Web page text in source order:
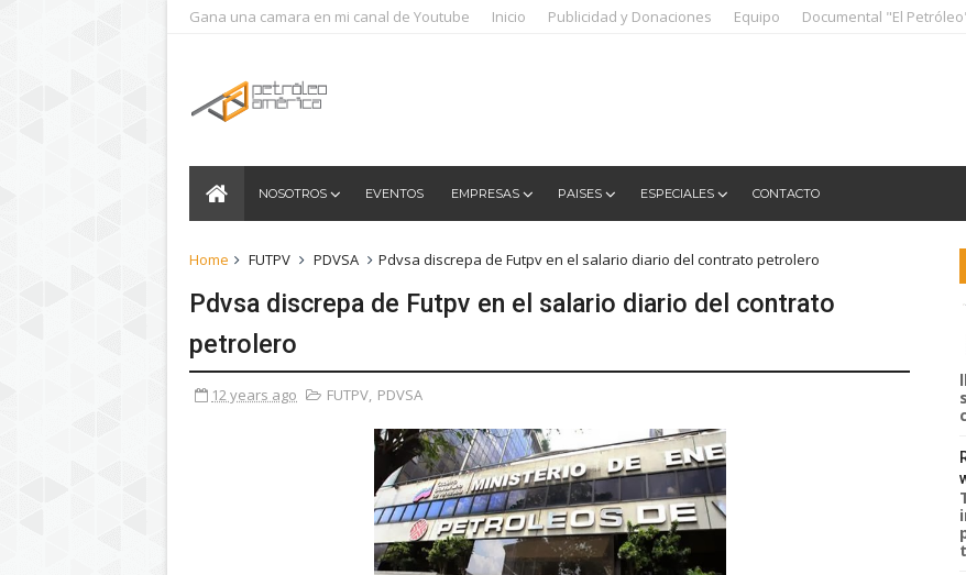
Gana una camara en mi canal de Youtube Inicio Publicidad y Donaciones Equipo Documental "El
NOSOTROS EVENTOS EMPRESAS PAISES ESPECIALES CONTACTO
Home FUTPV PDVSA Pdvsa discrepa de Futpv en el salario diario del contrato petrolero
Pdvsa discrepa de Futpv en el salario diario del contrato
petrolero
12 years ago FUTPV, PDVSA